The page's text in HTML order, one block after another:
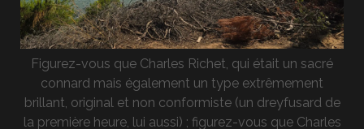
Figurez-vous que Charles Richet, qui était un sacré
connard mais également un type extrêmement
brillant, original et non conformiste (un dreyfusard de
la première heure, lui aussi) ; figurez-vous que Charles